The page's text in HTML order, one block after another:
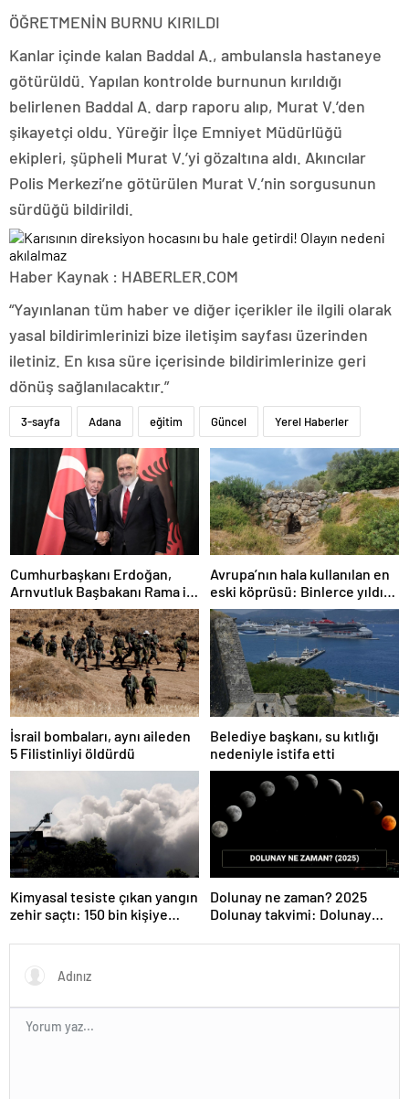
ÖĞRETMENİN BURNU KIRILDI
Kanlar içinde kalan Baddal A., ambulansla hastaneye
götürüldü. Yapılan kontrolde burnunun kırıldığı
belirlenen Baddal A. darp raporu alıp, Murat V.’den
şikayetçi oldu. Yüreğir İlçe Emniyet Müdürlüğü
ekipleri, şüpheli Murat V.’yi gözaltına aldı. Akıncılar
Polis Merkezi’ne götürülen Murat V.’nin sorgusunun
sürdüğü bildirildi.
Haber Kaynak : HABERLER.COM
“Yayınlanan tüm haber ve diğer içerikler ile ilgili olarak
yasal bildirimlerinizi bize iletişim sayfası üzerinden
iletiniz. En kısa süre içerisinde bildirimlerinize geri
dönüş sağlanılacaktır.”
3-sayfa Adana eğitim Güncel Yerel Haberler
Cumhurbaşkanı Erdoğan,
Arnvutluk Başbakanı Rama ile
telefonda görüştü
Avrupa’nın hala kullanılan en
eski köprüsü: Binlerce yıldır
ayakta
İsrail bombaları, aynı aileden
5 Filistinliyi öldürdü
Belediye başkanı, su kıtlığı
nedeniyle istifa etti
Kimyasal tesiste çıkan yangın
zehir saçtı: 150 bin kişiye
Dolunay ne zaman? 2025
Dolunay takvimi: Dolunay